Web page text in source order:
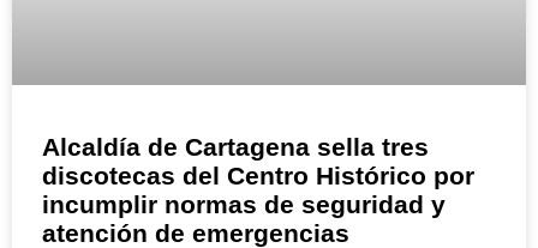
Alcaldía de Cartagena sella tres
discotecas del Centro Histórico por
incumplir normas de seguridad y
atención de emergencias